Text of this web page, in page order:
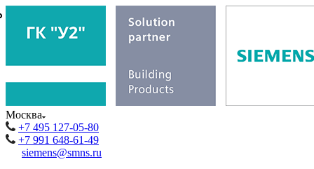
Москва
+7 495 127-05-80
+7 991 648-61-49
siemens@smns.ru